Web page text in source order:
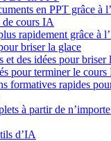
en PPT grâce à
de cours IA
rapidement grâce à
briser la glace
et des idées pour briser
pour terminer le cours
formatives rapides
à partir de
d’IA